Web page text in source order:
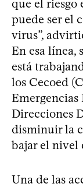
que el riesgo
puede ser el
virus”,
En esa línea,
está
los Cecoed
Emergencias
Direcciones
disminuir la
bajar el nivel
Una de las